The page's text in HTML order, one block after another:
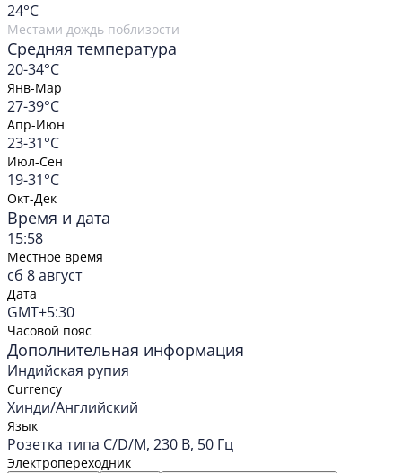
24°C
Местами дождь поблизости
Средняя температура
20-34°C
Янв-Мар
27-39°C
Апр-Июн
23-31°C
Июл-Сен
19-31°C
Окт-Дек
Время и дата
15:58
Местное время
сб 8 август
Дата
GMT+5:30
Часовой пояс
Дополнительная информация
Индийская рупия
Currency
Хинди/Английский
Язык
Розетка типа C/D/M, 230 В, 50 Гц
Электропереходник